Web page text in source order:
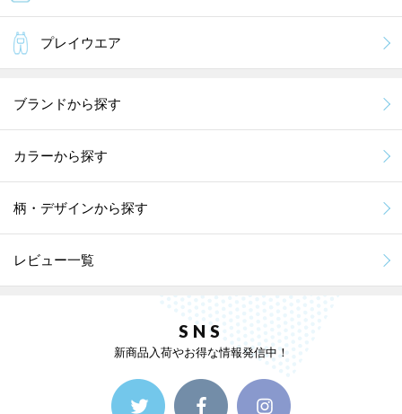
プレイウエア
ブランドから探す
カラーから探す
柄・デザインから探す
レビュー一覧
SNS
新商品入荷やお得な情報発信中！